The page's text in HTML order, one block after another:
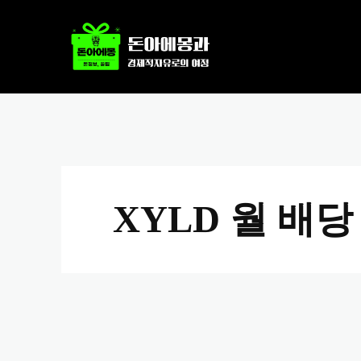
XYLD 월 배당